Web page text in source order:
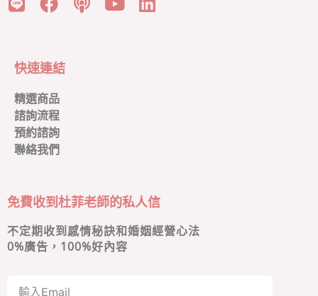
快速連結
精選商品
諮詢流程
預約諮詢
聯絡我們
免費收到杜菲老師的私人信
不定期收到感情秘訣和婚姻經營心法
0%廣告，100%好內容